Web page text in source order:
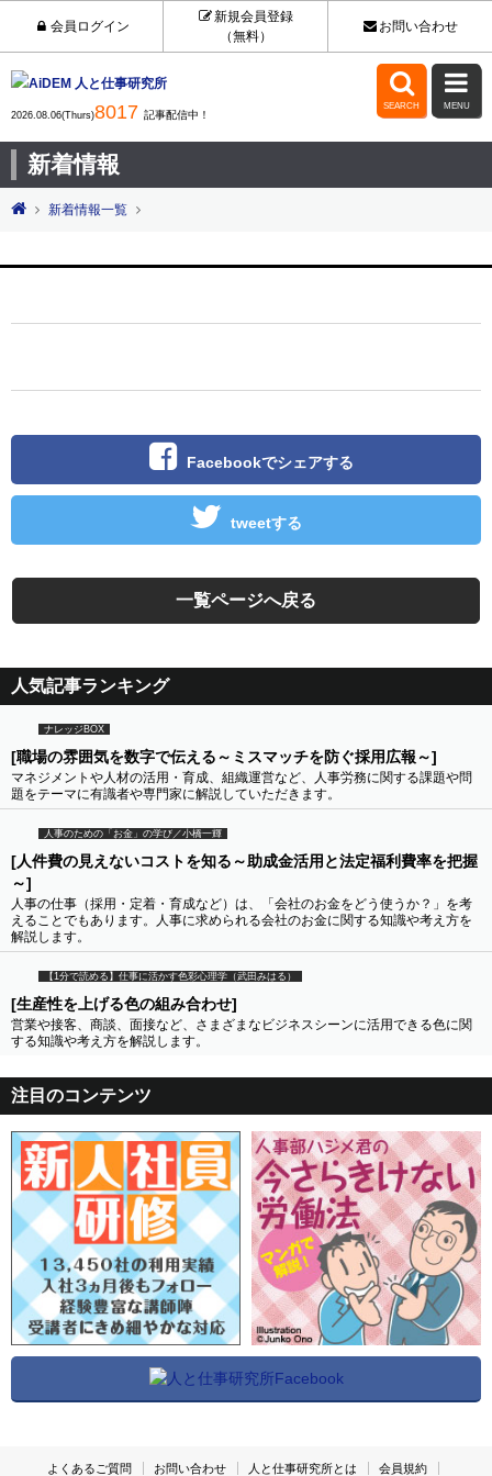
会員ログイン
新規会員登録
（無料）
お問い合わせ
2026.08.06(Thurs)8017 記事配信中！

SEARCH

MENU
新着情報
新着情報一覧
Facebookでシェアする
tweetする
一覧ページへ戻る
人気記事ランキング
ナレッジBOX
[職場の雰囲気を数字で伝える～ミスマッチを防ぐ採用広報～]
マネジメントや人材の活用・育成、組織運営など、人事労務に関する課題や問
題をテーマに有識者や専門家に解説していただきます。
人事のための「お金」の学び／小橋一輝
[人件費の見えないコストを知る～助成金活用と法定福利費率を把握
～]
人事の仕事（採用・定着・育成など）は、「会社のお金をどう使うか？」を考
えることでもあります。人事に求められる会社のお金に関する知識や考え方を
解説します。
【1分で読める】仕事に活かす色彩心理学（武田みはる）
[生産性を上げる色の組み合わせ]
営業や接客、商談、面接など、さまざまなビジネスシーンに活用できる色に関
する知識や考え方を解説します。
注目のコンテンツ
よくあるご質問 お問い合わせ 人と仕事研究所とは 会員規約